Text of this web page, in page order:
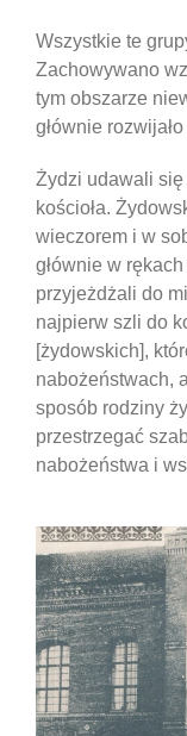
Wszystkie te
Zachowywano
tym obszarze
głównie
Żydzi udawali
kościoła.
wieczorem i w
głównie w
przyjeżdżali do
najpierw szli do
[żydowskich],
nabożeństwach,
sposób rodziny
przestrzegać
nabożeństwa i